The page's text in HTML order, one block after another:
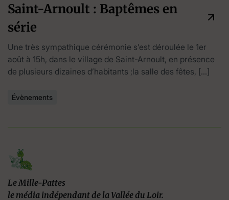
Saint-Arnoult : Baptêmes en
série
Une très sympathique cérémonie s’est déroulée le 1er
août à 15h, dans le village de Saint-Arnoult, en présence
de plusieurs dizaines d’habitants ;la salle des fêtes, […]
Évènements
Le Mille-Pattes
le média indépendant de la Vallée du Loir.